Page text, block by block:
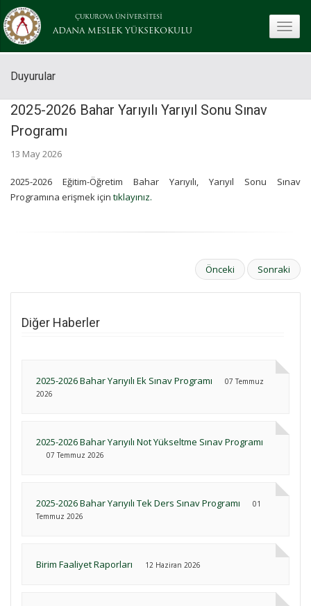
ÇUKUROVA ÜNİVERSİTESİ
ADANA MESLEK YÜKSEKOKULU
Duyurular
2025-2026 Bahar Yarıyılı Yarıyıl Sonu Sınav
Programı
13 May 2026
2025-2026 Eğitim-Öğretim Bahar Yarıyılı, Yarıyıl Sonu Sınav
Programına erişmek için tıklayınız.
Önceki Sonraki
Diğer Haberler
2025-2026 Bahar Yarıyılı Ek Sınav Programı
07 Temmuz
2026
2025-2026 Bahar Yarıyılı Not Yükseltme Sınav Programı
07 Temmuz 2026
2025-2026 Bahar Yarıyılı Tek Ders Sınav Programı
01
Temmuz 2026
Birim Faaliyet Raporları 12 Haziran 2026